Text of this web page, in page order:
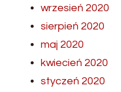
wrzesień 2020
sierpień 2020
maj 2020
kwiecień 2020
styczeń 2020